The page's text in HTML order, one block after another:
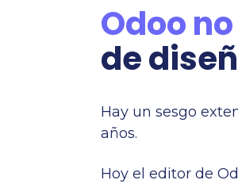
Odoo no
de
Hay un sesgo
años.
Hoy el editor de